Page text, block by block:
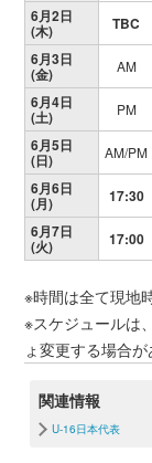
6月2日
(木) TBC
6月3日
(金) AM
6月4日
(土) PM
6月5日
(日) AM/PM
6月6日
(月) 17:30
6月7日
(火) 17:00
※時間は全て現地
※スケジュールは
ょ変更する場合が
関連情報
U-16日本代表